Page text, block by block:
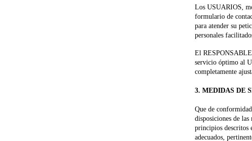
Los USUARIOS,
formulario de
para atender su
personales
El RESPONSABLE
servicio óptimo al
completamente
3. MEDIDAS DE
Que de
disposiciones de
principios descritos
adecuados,